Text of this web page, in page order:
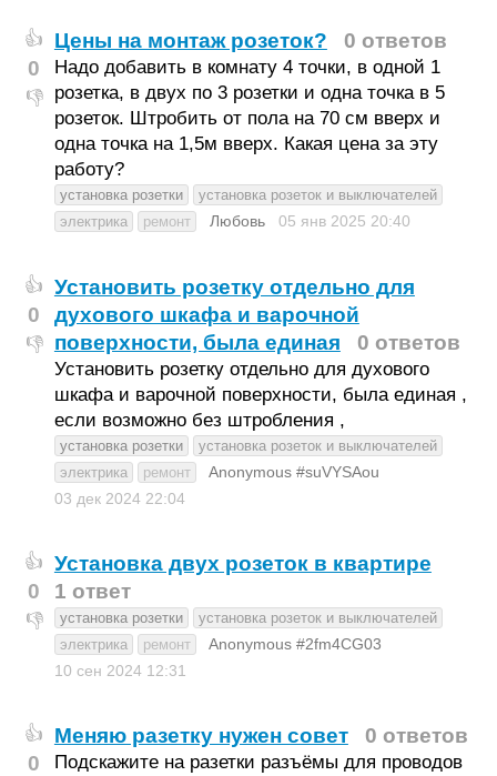
👍
0
👎
Цены на монтаж розеток? 0 ответов
Надо добавить в комнату 4 точки, в одной 1
розетка, в двух по 3 розетки и одна точка в 5
розеток. Штробить от пола на 70 см вверх и
одна точка на 1,5м вверх. Какая цена за эту
работу?
установка розетки
установка розеток и выключателей
электрика
ремонт Любовь 05 янв 2025 20:40
👍
0
👎
Установить розетку отдельно для
духового шкафа и варочной
поверхности, была единая
0 ответов
Установить розетку отдельно для духового
шкафа и варочной поверхности, была единая ,
если возможно без штробления ,
установка розетки
установка розеток и выключателей
электрика
ремонт
Anonymous #suVYSAou
03 дек 2024 22:04
👍
0
👎
Установка двух розеток в квартире
1 ответ
установка розетки
установка розеток и выключателей
электрика
ремонт
Anonymous #2fm4CG03
10 сен 2024 12:31
👍
0
Меняю разетку нужен совет 0 ответов
Подскажите на разетки разъёмы для проводов